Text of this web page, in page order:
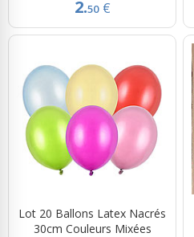
2.50 €
Lot 20 Ballons Latex Nacrés
30cm Couleurs Mixées